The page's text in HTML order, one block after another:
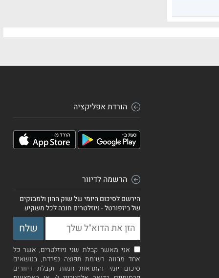
הורדת אפליקציה
הרשמה לדיוור
הירשם לסיכום היומי של שוק ההון ולמבזקים
של ביזפורטל - ניוזלטרים חובה לכל משקיע
אני מאשר קבלת שני ניוזלטרים, אשר כל
אחד מהווה רשימת תפוצה נפרדת, בנושאים
סיכום יומי והתראות חמות וקבלת דיוורים